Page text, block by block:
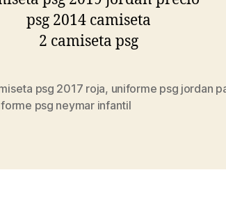
psg 2017 roja, uniforme psg jordan
psg neymar infantil